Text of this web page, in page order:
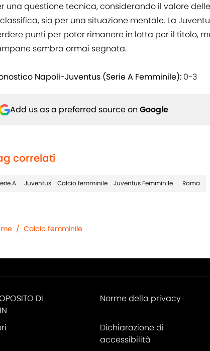
una questione tecnica, considerando il valore
sia per una situazione mentale. La
punti per poter rimanere in lotta per il titolo,
sembra ormai segnata.
Napoli-Juventus (Serie A Femminile): 0-3
Add us as a preferred source on Google
correlati
A Juventus Calcio femminile Juventus Femminile Roma
/ Calcio femminile
DI
Norme della privacy
Dichiarazione di
accessibilità